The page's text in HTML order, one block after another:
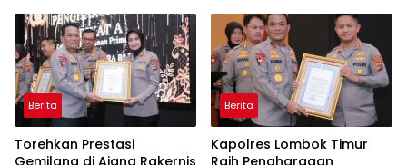
Berita
Torehkan Prestasi
Berita
Kapolres Lombok Timur